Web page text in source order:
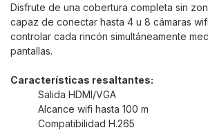
Disfrute de una cobertura completa sin
capaz de conectar hasta 4 u 8 cámaras
controlar cada rincón simultáneamente
pantallas.
Características resaltantes:
Salida HDMI/VGA
Alcance wifi hasta 100 m
Compatibilidad H.265